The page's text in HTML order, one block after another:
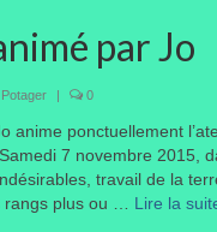
par Jo
Potager | 0
ponctuellement
7 novembre 2015,
travail de la
rangs plus ou … Lire la